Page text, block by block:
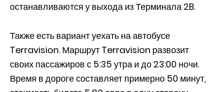
останавливаются у выхода из Терминала 2B.
Также есть вариант уехать на автобусе
Terravision. Маршрут Terravision развозит
своих пассажиров с 5:35 утра и до 23:00 ночи.
Время в дороге составляет примерно 50 минут,